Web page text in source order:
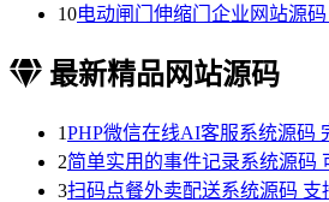
10电动闸门伸缩门企业网站源
最新精品网站源码
1PHP微信在线AI客服系统源码
2简单实用的事件记录系统源码
3扫码点餐外卖配送系统源码 支